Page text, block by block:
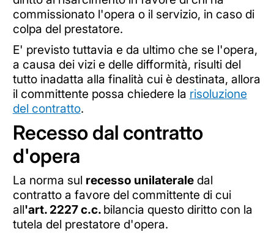
commissionato l'opera o il servizio, in caso di
colpa del prestatore.
E' previsto tuttavia e da ultimo che se l'opera,
a causa dei vizi e delle difformità, risulti del
tutto inadatta alla finalità cui è destinata, allora
il committente possa chiedere la risoluzione
del contratto.
Recesso dal contratto
d'opera
La norma sul recesso unilateraledal
contratto a favore del committente di cui
all'art. 2227 c.c. bilancia questo diritto con la
tutela del prestatore d'opera.